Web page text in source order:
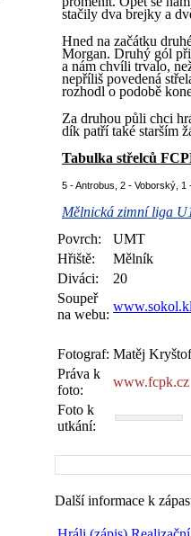
stačily dva brejky a
Hned na začátku
Morgan. Druhý gól
a nám chvíli trvalo,
nepříliš povedená
rozhodl o podobě
Za druhou půli chci
dík patří také starším
Tabulka střelců
5 - Antrobus, 2 - Voborský,
Mělnická zimní liga
Povrch:
UMT
Hřiště:
Mělník
Diváci:
20
Soupeř
na webu:
Fotograf: Matěj
Práva k
foto:
www.fcpk.cz
Foto k
utkání:
Další informace k